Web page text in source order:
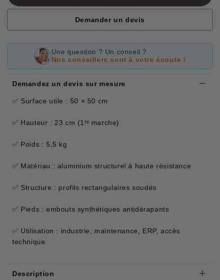
Demander un devis
Une question ? Un conseil ?
Nos conseillers sont à votre écoute !
Demandez un devis sur mesure
✅ Surface utile : 50 × 50 cm
✅ Hauteur : 23 cm (1ʳᵉ marche)
✅ Poids : 5,5 kg
✅ Matériau : aluminium structurel à haute résistance
✅ Structure : profils rectangulaires soudés
✅ Pieds : embouts synthétiques antidérapants
✅ Utilisation : industrie, maintenance, ERP, accès
technique
Description